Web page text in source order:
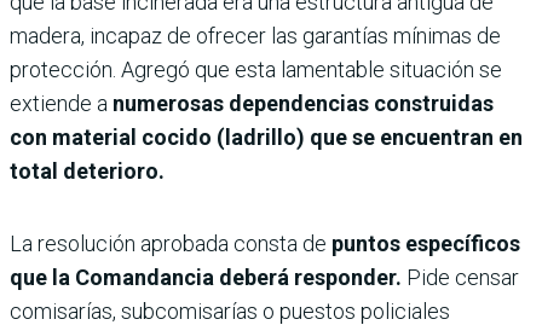
madera, incapaz de ofrecer las garantías mínimas de
protección. Agregó que esta lamentable situación se
extiende a numerosas dependencias construidas
con material cocido (ladrillo) que se encuentran en
total deterioro.
La resolución aprobada consta de puntos específicos
que la Comandancia deberá responder. Pide censar
comisarías, subcomisarías o puestos policiales